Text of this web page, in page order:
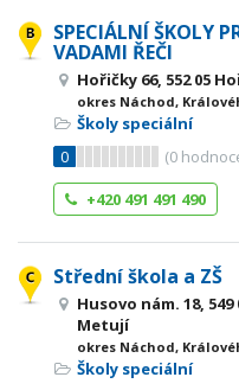
SPECIÁLNÍ ŠKOLY
VADAMI ŘEČI
Hořičky 66, 552 05
okres Náchod,
Školy speciální
0
(0
+420 491 491 490
Střední škola a ZŠ
Husovo nám. 18,
Metují
okres Náchod,
Školy speciální